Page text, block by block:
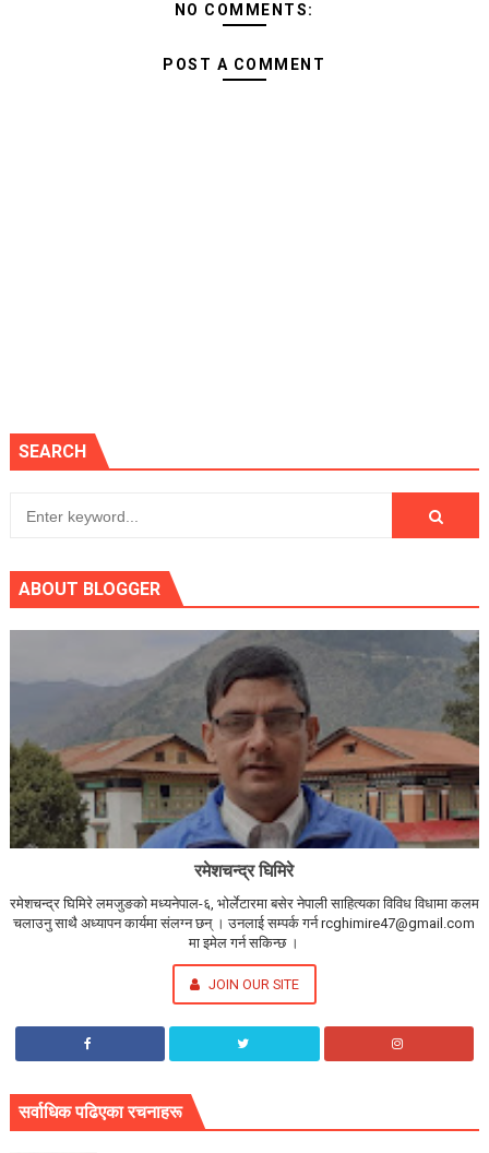
NO COMMENTS:
POST A COMMENT
SEARCH
ABOUT BLOGGER
रमेशचन्द्र घिमिरे
रमेशचन्द्र घिमिरे लमजुङको मध्यनेपाल-६, भोर्लेटारमा बसेर नेपाली साहित्यका विविध विधामा कलम
चलाउनु साथै अध्यापन कार्यमा संलग्न छन् । उनलाई सम्पर्क गर्न rcghimire47@gmail.com
मा इमेल गर्न सकिन्छ ।
JOIN OUR SITE
सर्वाधिक पढिएका रचनाहरू